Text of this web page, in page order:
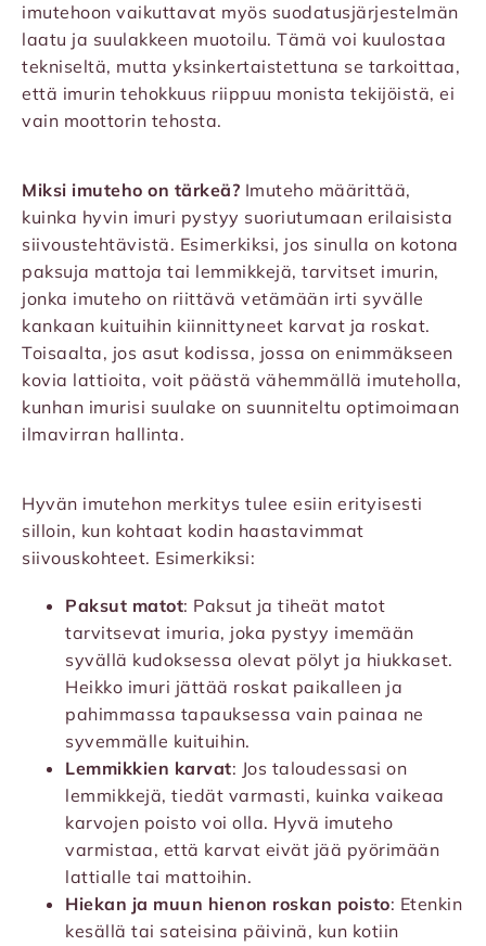
imutehoon vaikuttavat myös suodatusjärjestelmän
laatu ja suulakkeen muotoilu. Tämä voi kuulostaa
tekniseltä, mutta yksinkertaistettuna se tarkoittaa,
että imurin tehokkuus riippuu monista tekijöistä, ei
vain moottorin tehosta.
Miksi imuteho on tärkeä? Imuteho määrittää,
kuinka hyvin imuri pystyy suoriutumaan erilaisista
siivoustehtävistä. Esimerkiksi, jos sinulla on kotona
paksuja mattoja tai lemmikkejä, tarvitset imurin,
jonka imuteho on riittävä vetämään irti syvälle
kankaan kuituihin kiinnittyneet karvat ja roskat.
Toisaalta, jos asut kodissa, jossa on enimmäkseen
kovia lattioita, voit päästä vähemmällä imuteholla,
kunhan imurisi suulake on suunniteltu optimoimaan
ilmavirran hallinta.
Hyvän imutehon merkitys tulee esiin erityisesti
silloin, kun kohtaat kodin haastavimmat
siivouskohteet. Esimerkiksi:
Paksut matot: Paksut ja tiheät matot
tarvitsevat imuria, joka pystyy imemään
syvällä kudoksessa olevat pölyt ja hiukkaset.
Heikko imuri jättää roskat paikalleen ja
pahimmassa tapauksessa vain painaa ne
syvemmälle kuituihin.
Lemmikkien karvat: Jos taloudessasi on
lemmikkejä, tiedät varmasti, kuinka vaikeaa
karvojen poisto voi olla. Hyvä imuteho
varmistaa, että karvat eivät jää pyörimään
lattialle tai mattoihin.
Hiekan ja muun hienon roskan poisto: Etenkin
kesällä tai sateisina päivinä, kun kotiin